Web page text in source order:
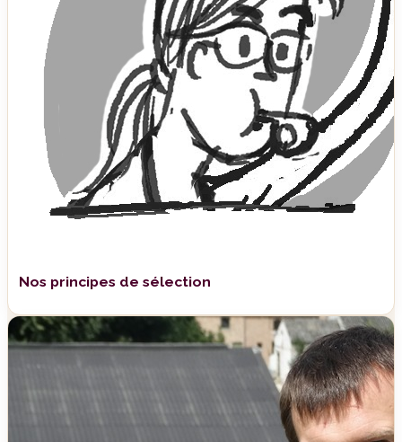
Nos principes de sélection